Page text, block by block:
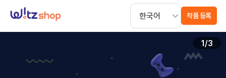
작품 등록
1/3